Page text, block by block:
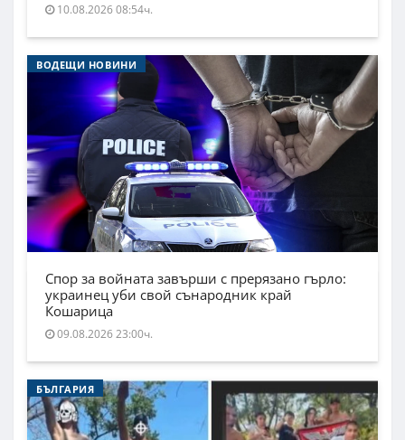
10.08.2026 08:54ч.
ВОДЕЩИ НОВИНИ
Спор за войната завърши с прерязано гърло:
украинец уби свой сънародник край
Кошарица
09.08.2026 23:00ч.
БЪЛГАРИЯ